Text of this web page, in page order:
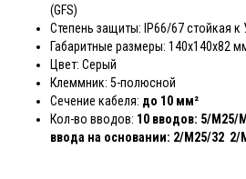
(GFS)
Степень защиты: IP66/67 стойкая
Габаритные размеры: 140х140х82
Цвет: Серый
Клеммник: 5-полюсной
Сечение кабеля: до 10 мм²
Кол-во вводов: 10 вводов: 5/М25/
ввода на основании: 2/М25/32 2/